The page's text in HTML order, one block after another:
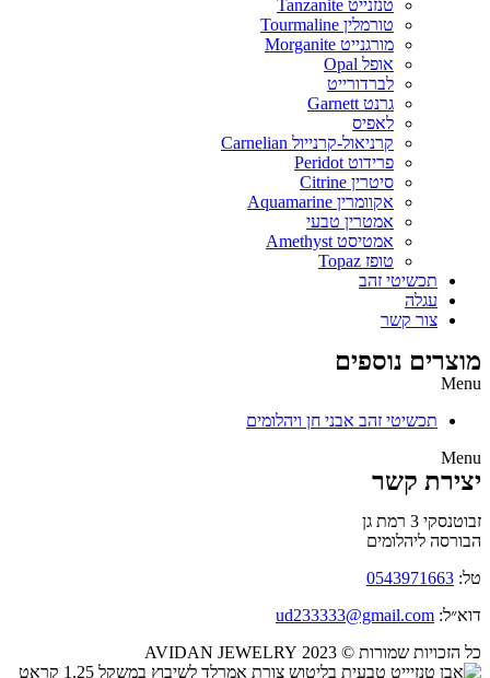
טנזנייט Tanzanite
טורמלין Tourmaline
מורגנייט Morganite
אופל Opal
לברדורייט
גרנט Garnett
לאפיס
קרניאול-קרנייול Carnelian
פרידוט Peridot
סיטרין Citrine
אקוומרין Aquamarine
אמטרין טבעי
אמטיסט Amethyst
טופז Topaz
תכשיטי זהב
עגלה
צור קשר
מוצרים נוספים
Menu
תכשיטי זהב אבני חן ויהלומים
Menu
יצירת קשר
זבוטנסקי 3 רמת גן
הבורסה ליהלומים
טל: 0543971663
דוא״ל: ud233333@gmail.com
כל הזכויות שמורות © 2023 AVIDAN JEWELRY